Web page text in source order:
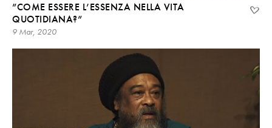
”COME ESSERE L’ESSENZA NELLA VITA
QUOTIDIANA?”
9 Mar, 2020